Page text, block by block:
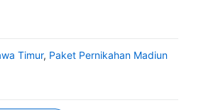
Timur, Paket Pernikahan Madiun